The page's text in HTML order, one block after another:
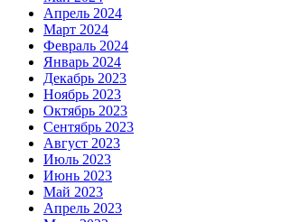
Апрель 2024
Март 2024
Февраль 2024
Январь 2024
Декабрь 2023
Ноябрь 2023
Октябрь 2023
Сентябрь 2023
Август 2023
Июль 2023
Июнь 2023
Май 2023
Апрель 2023